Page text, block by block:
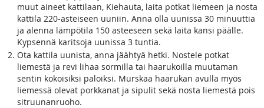
muut aineet kattilaan, Kiehauta, laita potkat liemeen ja nosta
kattila 220-asteiseen uuniin. Anna olla uunissa 30 minuuttia
ja alenna lämpötila 150 asteeseen sekä laita kansi päälle.
Kypsennä karitsoja uunissa 3 tuntia.
Ota kattila uunista, anna jäähtyä hetki. Nostele potkat
liemestä ja revi lihaa sormilla tai haarukoilla muutaman
sentin kokoisiksi paloiksi. Murskaa haarukan avulla myös
liemessä olevat porkkanat ja sipulit sekä nosta liemestä pois
sitruunanruoho.